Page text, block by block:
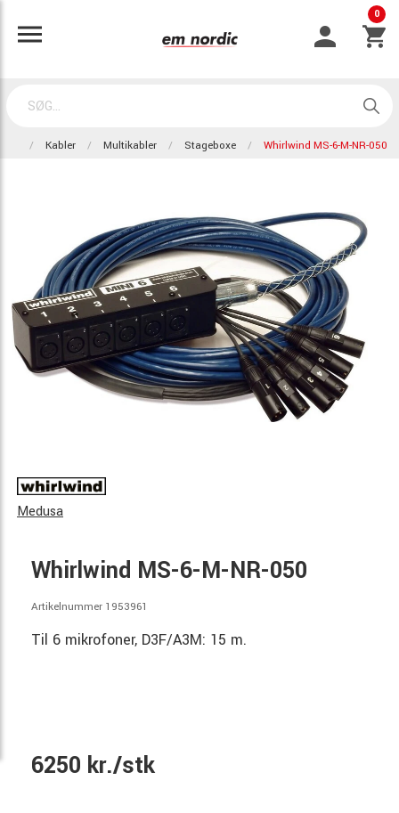
0
Kabler Multikabler Stageboxe Whirlwind MS-6-M-NR-050
Medusa
Whirlwind MS-6-M-NR-050
Artikelnummer 1953961
Til 6 mikrofoner, D3F/A3M: 15 m.
6250 kr./stk